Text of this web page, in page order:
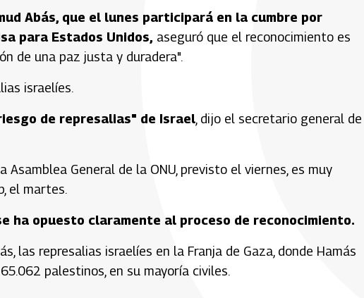
Abás, que el lunes participará en la cumbre por
para Estados Unidos, aseguró que el reconocimiento es
de una paz justa y duradera".
israelíes.
de represalias" de Israel , dijo el secretario general de
General de la ONU, previsto el viernes, es muy
el martes.
ha opuesto claramente al proceso de reconocimiento.
las represalias israelíes en la Franja de Gaza, donde Hamás
palestinos, en su mayoría civiles.